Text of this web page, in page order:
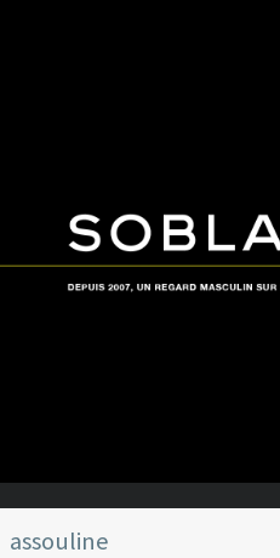
assouline